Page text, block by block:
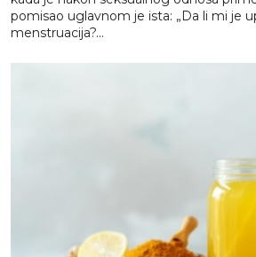
pomisao uglavnom je ista: „Da li mi je
menstruacija?...